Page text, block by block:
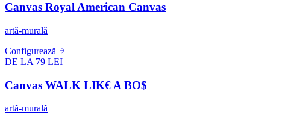
Canvas Royal American Canvas
artă-murală
Configurează
DE LA 79 LEI
Canvas WALK LIK€ A BO$
artă-murală